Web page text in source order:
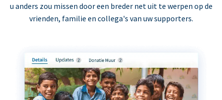
u anders zou missen door een breder net uit te werpen op de
vrienden, familie en collega's van uw supporters.